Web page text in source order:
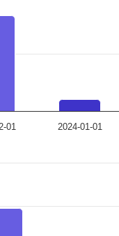
01 2024-01-01